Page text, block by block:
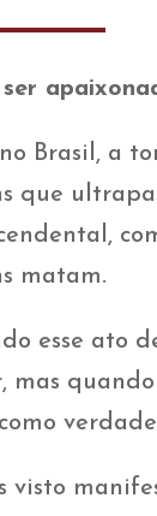
ser
Brasil, a
que
matam.
esse ato
mas
visto